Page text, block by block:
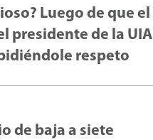
Luego de que el
presidente de la UIA
respeto
de baja a siete